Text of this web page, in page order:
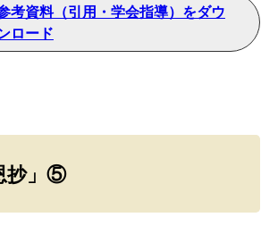
考資料（引用・学会指導）をダウ
ロード
抄」⑤